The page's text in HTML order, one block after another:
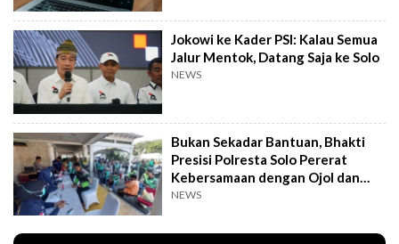
Jokowi ke Kader PSI: Kalau Semua
Jalur Mentok, Datang Saja ke Solo
NEWS
Bukan Sekadar Bantuan, Bhakti
Presisi Polresta Solo Pererat
Kebersamaan dengan Ojol dan
Supeltas
NEWS